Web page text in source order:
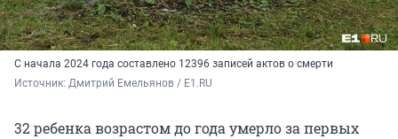
С начала 2024 года составлено 12396 записей актов о смерти
Источник: Дмитрий Емельянов / E1.RU
32 ребенка возрастом до года умерло за первых